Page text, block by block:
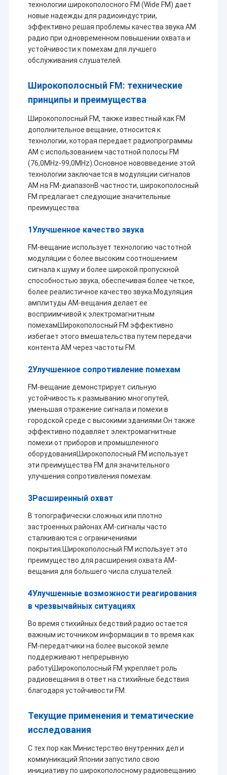
Домой
О нас
технологии широкополосного FM (Wide FM) дает
новые надежды для радиоиндустрии,
эффективно решая проблемы качества звука AM
радио при одновременном повышении охвата и
устойчивости к помехам для лучшего
обслуживания слушателей.
Широкополосный FM: технические
принципы и преимущества
Широкополосный FM, также известный как FM
дополнительное вещание, относится к
технологии, которая передает радиопрограммы
AM с использованием частотной полосы FM
(76,0MHz-99,0MHz).Основное нововведение этой
технологии заключается в модуляции сигналов
AM на FM-диапазонВ частности, широкополосный
FM предлагает следующие значительные
преимущества:
1Улучшенное качество звука
FM-вещание использует технологию частотной
модуляции с более высоким соотношением
сигнала к шуму и более широкой пропускной
способностью звука, обеспечивая более четкое,
более реалистичное качество звука.Модуляция
амплитуды AM-вещания делает ее
восприимчивой к электромагнитным
помехамШирокополосный FM эффективно
избегает этого вмешательства путем передачи
контента AM через частоты FM.
2Улучшенное сопротивление помехам
FM-вещание демонстрирует сильную
устойчивость к размыванию многопутей,
уменьшая отражение сигнала и помехи в
городской среде с высокими зданиями.Он также
эффективно подавляет электромагнитные
помехи от приборов и промышленного
оборудованияШирокополосный FM использует
эти преимущества FM для значительного
улучшения сопротивления помехам.
3Расширенный охват
В топографически сложных или плотно
застроенных районах AM-сигналы часто
сталкиваются с ограничениями
покрытия.Широкополосный FM использует это
преимущество для расширения охвата AM-
вещания для большего числа слушателей.
4Улучшенные возможности реагирования
в чрезвычайных ситуациях
Во время стихийных бедствий радио остается
важным источником информации.в то время как
FM-передатчики на более высокой земле
поддерживают непрерывную
работуШирокополосный FM укрепляет роль
радиовещания в ответ на стихийные бедствия
благодаря устойчивости FM.
Текущие применения и тематические
исследования
С тех пор как Министерство внутренних дел и
коммуникаций Японии запустило свою
инициативу по широкополосному радиовещанию
Shenzhen Sinosun Technology Co., Ltd. занимается
года, такими как разработка продуктов,
приложения и сетевая инженерия.